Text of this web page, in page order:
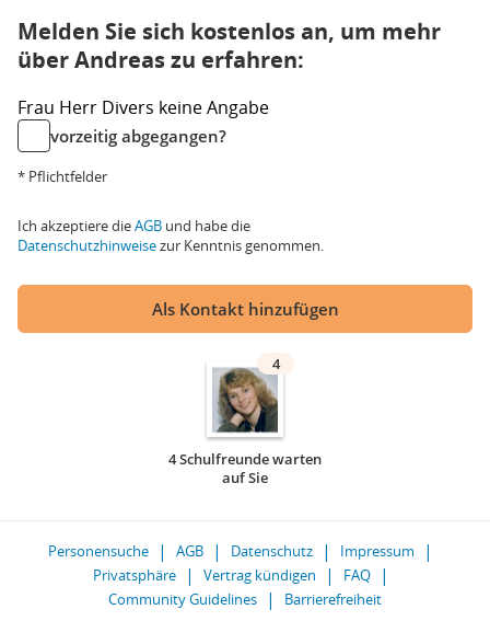
Melden Sie sich kostenlos an, um mehr
über Andreas zu erfahren:
Frau Herr Divers keine Angabe
vorzeitig abgegangen?
* Pflichtfelder
Ich akzeptiere dieAGB und habe die
Datenschutzhinweisezur Kenntnis genommen.
Als Kontakt hinzufügen
4
4 Schulfreunde warten
auf Sie
Personensuche AGB Datenschutz
Impressum
Privatsphäre
Vertrag kündigen
FAQ
Community Guidelines
Barrierefreiheit